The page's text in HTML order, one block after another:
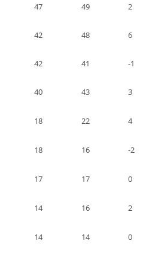
47 49 2
42 48 6
42 41 -1
40 43 3
18 22 4
18 16 -2
17 17 0
14 16 2
14 14 0